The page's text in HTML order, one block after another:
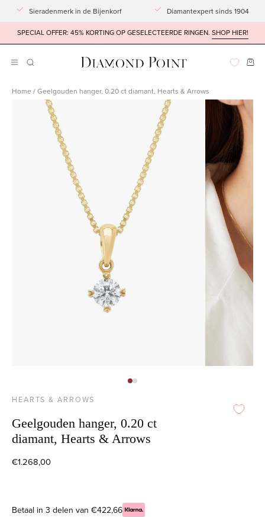
Doorgaan
naar
artikel
Sieradenmerk in de Bijenkorf Diamantexpert sinds 1904
SPECIAL OFFER: 45% KORTING OP GESELECTEERDE RINGEN. SHOP HIER!
Navigatiemenu
ZOEKBALK
Home /Geelgouden hanger, 0.20 ct diamant, Hearts & Arrows
Afbeeldingslightbox
openen
HEARTS & ARROWS
Geelgouden hanger, 0.20 ct
diamant, Hearts & Arrows
€1.268,00
Betaal in 3 delen van €422,66